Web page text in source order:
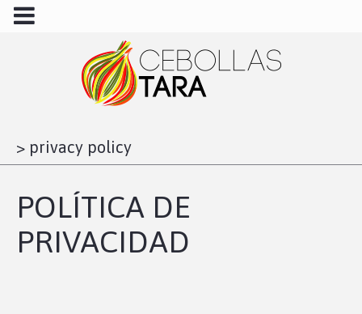
> privacy policy
POLÍTICA DE
PRIVACIDAD